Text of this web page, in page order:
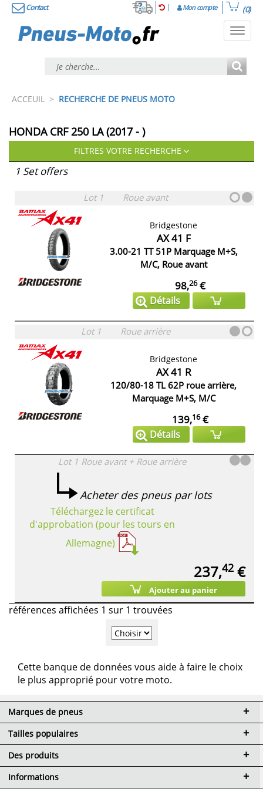
Contact Mon compte (0)
ACCEUIL > RECHERCHE DE PNEUS MOTO
HONDA CRF 250 LA (2017 - )
FILTRES VOTRE RECHERCHE
1 Set offers
Lot 1 Roue avant
Bridgestone
AX 41 F
3.00-21 TT 51P Marquage M+S,
M/C, Roue avant
98,26€
Détails
Lot 1 Roue arrière
Bridgestone
AX 41 R
120/80-18 TL 62P roue arrière,
Marquage M+S, M/C
139,16€
Détails
Lot 1 Roue avant + Roue arrière
Acheter des pneus par lots
Téléchargez le certificat
d'approbation (pour les tours en
Allemagne)
237,42 €
Ajouter au panier
références affichées 1 sur 1 trouvées
Cette banque de données vous aide à faire le choix
le plus approprié pour votre moto.
Marques de pneus
Tailles populaires
Des produits
Informations